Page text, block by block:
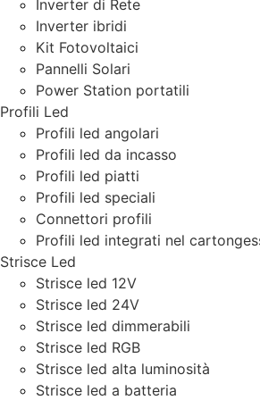
Inverter di Rete
Inverter ibridi
Kit Fotovoltaici
Pannelli Solari
Power Station portatili
Profili Led
Profili led angolari
Profili led da incasso
Profili led piatti
Profili led speciali
Connettori profili
Profili led integrati nel
Strisce Led
Strisce led 12V
Strisce led 24V
Strisce led dimmerabili
Strisce led RGB
Strisce led alta luminosità
Strisce led a batteria